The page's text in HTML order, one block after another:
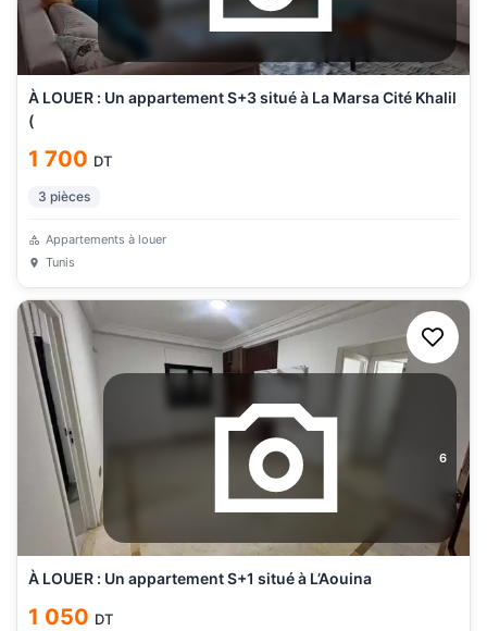
À LOUER : Un appartement S+3 situé à La Marsa Cité Khalil
(
1 700 DT
3 pièces
Appartements à louer
Tunis
6
À LOUER : Un appartement S+1 situé à L’Aouina
1 050 DT